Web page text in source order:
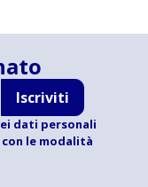
Iscriviti
dati personali
le modalità